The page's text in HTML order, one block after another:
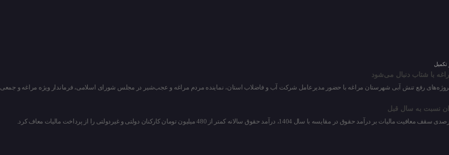
رفع تنش آبی شهرستان مراغه با حضور مدیرعامل شرکت آب و فاضلاب استان، نماینده مردم مراغه و عجب‌شیر در مجلس شورای اسلامی، فرماندار ویژه مراغه و جمعی